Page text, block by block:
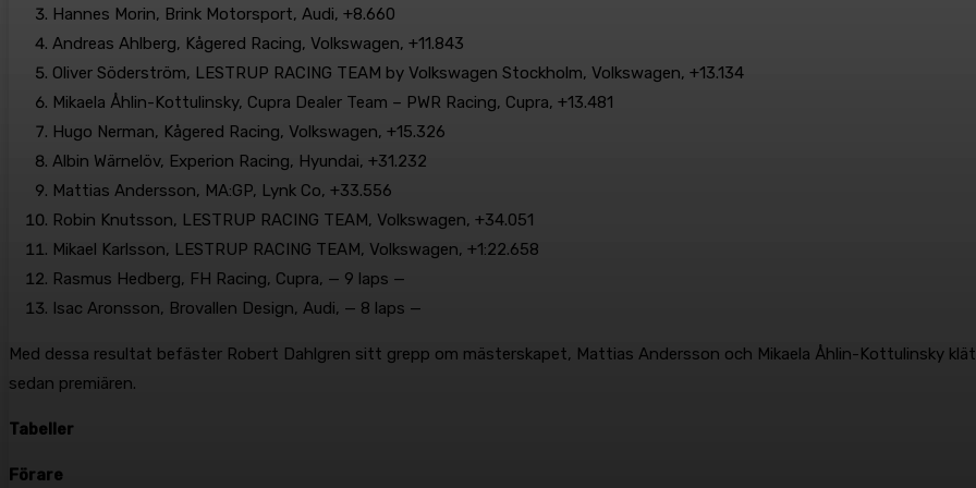
Hannes Morin, Brink Motorsport, Audi, +8.660
Andreas Ahlberg, Kågered Racing, Volkswagen, +11.843
Oliver Söderström, LESTRUP RACING TEAM by Volkswagen Stockholm, Volkswagen, +13.134
Mikaela Åhlin-Kottulinsky, Cupra Dealer Team – PWR Racing, Cupra, +13.481
Hugo Nerman, Kågered Racing, Volkswagen, +15.326
Albin Wärnelöv, Experion Racing, Hyundai, +31.232
Mattias Andersson, MA:GP, Lynk Co, +33.556
Robin Knutsson, LESTRUP RACING TEAM, Volkswagen, +34.051
Mikael Karlsson, LESTRUP RACING TEAM, Volkswagen, +1:22.658
Rasmus Hedberg, FH Racing, Cupra, — 9 laps —
Isac Aronsson, Brovallen Design, Audi, — 8 laps —
Med dessa resultat befäster Robert Dahlgren sitt grepp om mästerskapet, Mattias Andersson och Mikaela Åhlin-Kottulinsky
sedan premiären.
Tabeller
Förare